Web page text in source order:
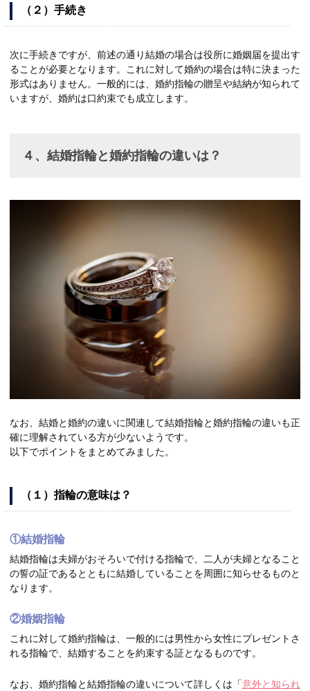
（２）手続き
次に手続きですが、前述の通り結婚の場合は役所に婚姻届を提出す
ることが必要となります。これに対して婚約の場合は特に決まった
形式はありません。一般的には、婚約指輪の贈呈や結納が知られて
いますが、婚約は口約束でも成立します。
４、結婚指輪と婚約指輪の違いは？
なお、結婚と婚約の違いに関連して結婚指輪と婚約指輪の違いも正
確に理解されている方が少ないようです。
以下でポイントをまとめてみました。
（１）指輪の意味は？
①結婚指輪
結婚指輪は夫婦がおそろいで付ける指輪で、二人が夫婦となること
の誓の証であるとともに結婚していることを周囲に知らせるものと
なります。
②婚姻指輪
これに対して婚約指輪は、一般的には男性から女性にプレゼントさ
れる指輪で、結婚することを約束する証となるものです。
なお、婚約指輪と結婚指輪の違いについて詳しくは「意外と知られ